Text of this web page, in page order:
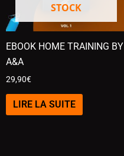
STOCK
EBOOK HOME TRAINING BY
A&A
29,90€
LIRE LA SUITE